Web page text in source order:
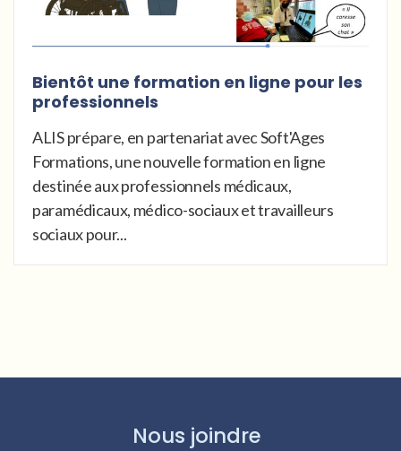
Bientôt une formation en ligne pour les
professionnels
ALIS prépare, en partenariat avec Soft'Ages
Formations, une nouvelle formation en ligne
destinée aux professionnels médicaux,
paramédicaux, médico-sociaux et travailleurs
sociaux pour...
Nous joindre